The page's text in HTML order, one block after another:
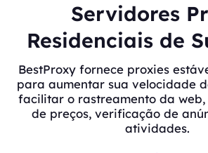
Servidores
Residenciais de
BestProxy fornece proxies
para aumentar sua velocidade
facilitar o rastreamento da
de preços, verificação de
atividades.